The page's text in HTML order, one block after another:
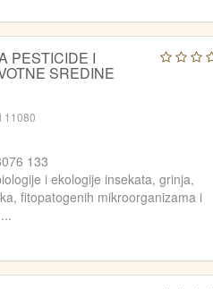
PESTICIDE I
SREDINE
11080
133
i ekologije insekata, grinja,
fitopatogenih mikroorganizama i